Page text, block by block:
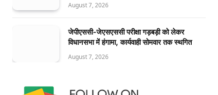
August 7, 2026
जेपीएससी-जेएसएससी परीक्षा गड़बड़ी को लेकर
विधानसभा में हंगामा, कार्यवाही सोमवार तक स्थगित
August 7, 2026